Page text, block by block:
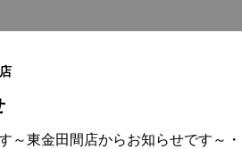
東金田間店からお知らせです～・